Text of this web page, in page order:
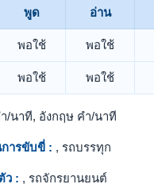
พูด อ่าน
พอใช้ พอใช้
พอใช้ พอใช้
/นาที, อังกฤษ คำ/นาที
ารขับขี่ : , รถบรรทุก
ว : , รถจักรยานยนต์